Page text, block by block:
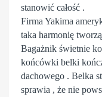
stanowić całość .
Firma Yakima
taka harmonię
Bagażnik świetnie
końcówki belki
dachowego . Belka
sprawia , że nie